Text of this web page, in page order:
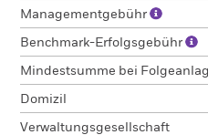
Managementgebühr
Benchmark-Erfolgsgebühr
Mindestsumme bei
Domizil
Verwaltungsgesellschaft